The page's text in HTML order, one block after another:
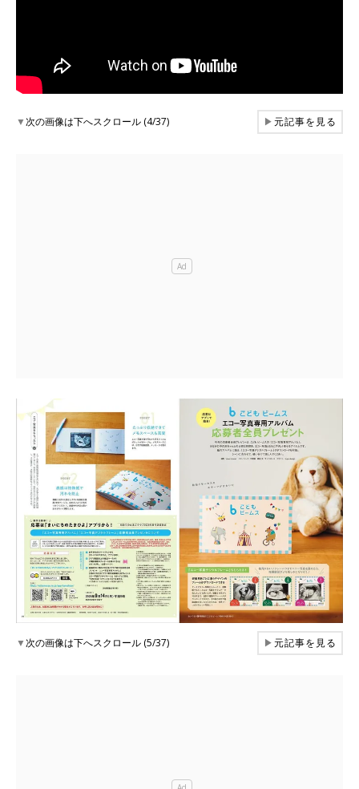
▼次の画像は下へスクロール (4/37) ▶元記事を見る
▼次の画像は下へスクロール (5/37) ▶元記事を見る